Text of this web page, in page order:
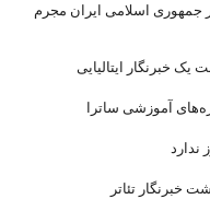
جمهوری اسلامی ایران مجرم
خبرنگار ایتالیایی
آموزشی ساترا
خبرنگار تئاتر